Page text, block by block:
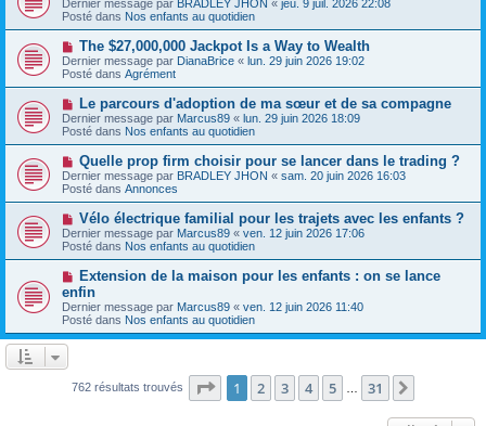
a
g
e
u
m
e
s
s
a
g
e
u
v
e
u
m
e
s
a
g
e
Dernier message par BRADLEY JHON « jeu. 9 juil. 2026 22:08
Posté dans Nos enfants au quotidien
N
o
u
v
e
a
u
m
e
s
s
a
g
e
The $27,000,000 Jackpot Is a Way to Wealth
Dernier message par DianaBrice « lun. 29 juin 2026 19:02
Posté dans Agrément
N
o
u
v
a
u
m
e
s
s
a
g
e
Le parcours d'adoption de ma sœur et de sa compagne
Dernier message par Marcus89 « lun. 29 juin 2026 18:09
Posté dans Nos enfants au quotidien
N
o
u
v
e
u
m
e
s
a
g
e
Quelle prop firm choisir pour se lancer dans le trading ?
Dernier message par BRADLEY JHON « sam. 20 juin 2026 16:03
Posté dans Annonces
N
o
u
v
e
a
u
m
e
s
e
Vélo électrique familial pour les trajets avec les enfants ?
Dernier message par Marcus89 « ven. 12 juin 2026 17:06
Posté dans Nos enfants au quotidien
N
o
u
v
e
a
s
Extension de la maison pour les enfants : on se lance
enfin
Dernier message par Marcus89 « ven. 12 juin 2026 11:40
Posté dans Nos enfants au quotidien
762 résultats trouvés Page 1sur31
1 2 3 4 5 31